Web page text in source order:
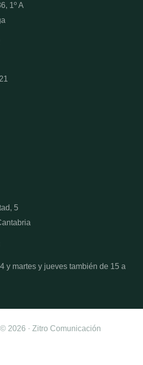
1º A
5
y martes y jueves también de 15 a
2026 · Zitro Comunicación